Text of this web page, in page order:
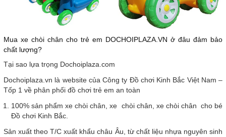
Mua xe chòi chân cho trẻ em DOCHOIPLAZA.VN ở đâu đảm bảo
chất lượng?
Tại sao lựa trọng Dochoiplaza.com
Dochoiplaza.vn là website của Công ty Đồ chơi Kinh Bắc Việt Nam –
Tốp 1 về phân phối đồ chơi trẻ em an toàn
100% sản phẩm xe chòi chân, xe chòi chân, xe chòi chân cho bé
Đồ chơi Kinh Bắc.
Sản xuất theo T/C xuất khẩu châu Âu, từ chất liệu nhựa nguyên sinh